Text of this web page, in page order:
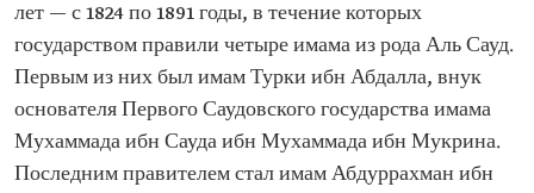
лет — с 1824 по 1891 годы, в течение которых
государством правили четыре имама из рода Аль Сауд.
Первым из них был имам Турки ибн Абдалла, внук
основателя Первого Саудовского государства имама
Мухаммада ибн Сауда ибн Мухаммада ибн Мукрина.
Последним правителем стал имам Абдуррахман ибн